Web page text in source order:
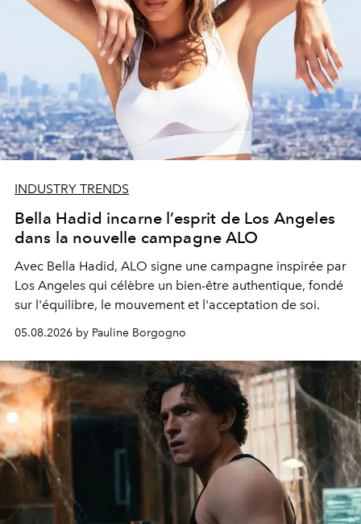
INDUSTRY TRENDS
Bella Hadid incarne l’esprit de Los Angeles
dans la nouvelle campagne ALO
Avec Bella Hadid, ALO signe une campagne inspirée par
Los Angeles qui célèbre un bien-être authentique, fondé
sur l'équilibre, le mouvement et l'acceptation de soi.
05.08.2026 by Pauline Borgogno